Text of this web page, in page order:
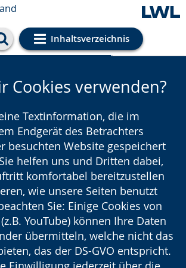
Inhaltsverzeichnis
Cookie-Einstellungen
Cookies verwenden?
Textinformation, die im
Endgerät des Betrachters
besuchten Website gespeichert
helfen uns und Dritten dabei,
komfortabel bereitzustellen
wie unsere Seiten benutzt
Sie: Einige Cookies von
YouTube) können Ihre Daten
übermitteln, welche nicht das
das der DS-GVO entspricht.